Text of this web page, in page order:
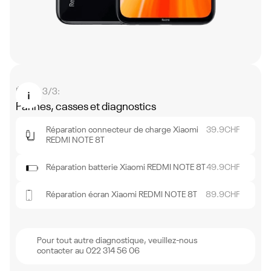
Étape 3/3:
Pannes, casses et diagnostics
Réparation connecteur de charge Xiaomi
REDMI NOTE 8T
39.9CHF
Réparation batterie Xiaomi REDMI NOTE 8T 49.9CHF
Réparation écran Xiaomi REDMI NOTE 8T 89.9CHF
Pour tout autre diagnostique, veuillez-nous
contacter au 022 314 56 06